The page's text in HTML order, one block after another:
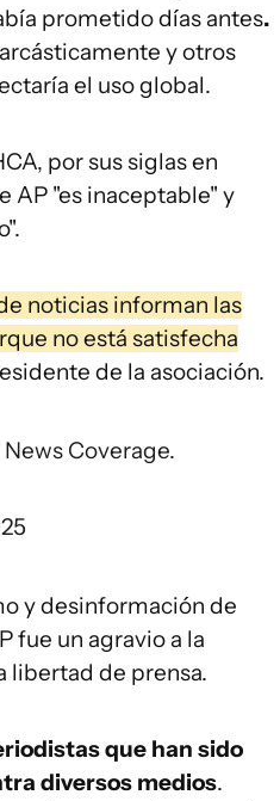
prometido días antes.
y otros
el uso global.
por sus siglas en
AP "es inaceptable" y
noticias informan las
no está satisfecha
de la asociación.
Coverage.
y desinformación de
fue un agravio a la
libertad de prensa.
que han sido
diversos medios.